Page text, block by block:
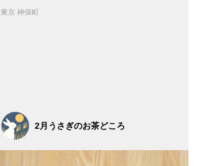
東京 神保町
2月うさぎのお茶どころ